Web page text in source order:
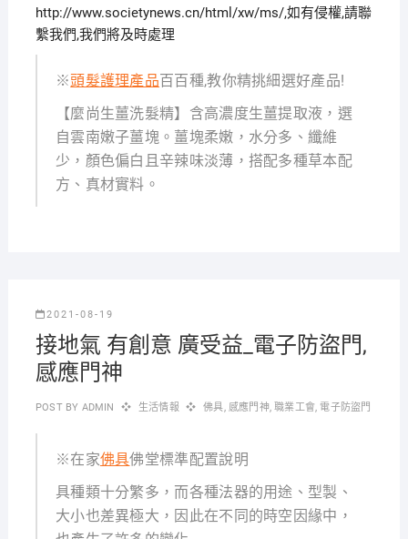
http://www.societynews.cn/html/xw/ms/,如有侵權,請聯
繫我們,我們將及時處理
※頭髮護理產品百百種,教你精挑細選好產品!
【麼尚生薑洗髮精】含高濃度生薑提取液，選
自雲南嫩子薑塊。薑塊柔嫩，水分多、纖維
少，顏色偏白且辛辣味淡薄，搭配多種草本配
方、真材實料。
2021-08-19
接地氣 有創意 廣受益_電子防盜門,
感應門神
POST BY ADMIN 生活情報 佛具, 感應門神,職業工會, 電子防盜門
※在家佛具佛堂標準配置說明
具種類十分繁多，而各種法器的用途、型製、
大小也差異極大，因此在不同的時空因緣中，